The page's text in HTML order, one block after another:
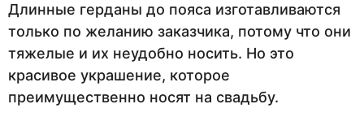
Длинные герданы до пояса изготавливаются
только по желанию заказчика, потому что они
тяжелые и их неудобно носить. Но это
красивое украшение, которое
преимущественно носят на свадьбу.